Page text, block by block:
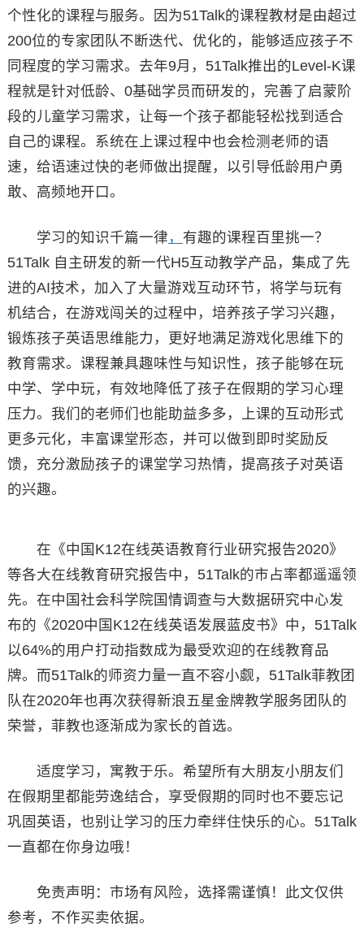
个性化的课程与服务。因为51Talk的课程教材是由超过
200位的专家团队不断迭代、优化的，能够适应孩子不
同程度的学习需求。去年9月，51Talk推出的Level-K课
程就是针对低龄、0基础学员而研发的，完善了启蒙阶
段的儿童学习需求，让每一个孩子都能轻松找到适合
自己的课程。系统在上课过程中也会检测老师的语
速，给语速过快的老师做出提醒，以引导低龄用户勇
敢、高频地开口。
学习的知识千篇一律 ， 有趣的课程百里挑一？
51Talk 自主研发的新一代H5互动教学产品，集成了先
进的AI技术，加入了大量游戏互动环节，将学与玩有
机结合，在游戏闯关的过程中，培养孩子学习兴趣，
锻炼孩子英语思维能力，更好地满足游戏化思维下的
教育需求。课程兼具趣味性与知识性，孩子能够在玩
中学、学中玩，有效地降低了孩子在假期的学习心理
压力。我们的老师们也能助益多多，上课的互动形式
更多元化，丰富课堂形态，并可以做到即时奖励反
馈，充分激励孩子的课堂学习热情，提高孩子对英语
的兴趣。
在《中国K12在线英语教育行业研究报告2020》
等各大在线教育研究报告中，51Talk的市占率都遥遥领
先。在中国社会科学院国情调查与大数据研究中心发
布的《2020中国K12在线英语发展蓝皮书》中，51Talk
以64%的用户打动指数成为最受欢迎的在线教育品
牌。而51Talk的师资力量一直不容小觑，51Talk菲教团
队在2020年也再次获得新浪五星金牌教学服务团队的
荣誉，菲教也逐渐成为家长的首选。
适度学习，寓教于乐。希望所有大朋友小朋友们
在假期里都能劳逸结合，享受假期的同时也不要忘记
巩固英语，也别让学习的压力牵绊住快乐的心。51Talk
一直都在你身边哦！
免责声明：市场有风险，选择需谨慎！此文仅供
参考，不作买卖依据。